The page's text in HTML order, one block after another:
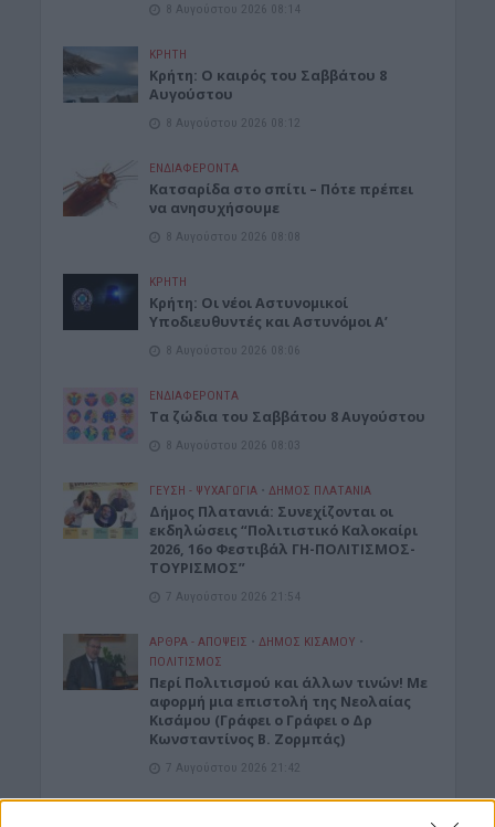
8 Αυγούστου 2026 08:14
ΚΡΗΤΗ
Κρήτη: O καιρός του Σαββάτου 8
Αυγούστου
8 Αυγούστου 2026 08:12
ΕΝΔΙΑΦΕΡΟΝΤΑ
Κατσαρίδα στο σπίτι – Πότε πρέπει
να ανησυχήσουμε
8 Αυγούστου 2026 08:08
ΚΡΗΤΗ
Κρήτη: Οι νέοι Αστυνομικοί
Υποδιευθυντές και Αστυνόμοι Α’
8 Αυγούστου 2026 08:06
ΕΝΔΙΑΦΕΡΟΝΤΑ
Tα ζώδια του Σαββάτου 8 Αυγούστου
8 Αυγούστου 2026 08:03
ΓΕΎΣΗ - ΨΥΧΑΓΩΓΊΑ • ΔΉΜΟΣ ΠΛΑΤΑΝΙΆ
Δήμος Πλατανιά: Συνεχίζονται οι
εκδηλώσεις “Πολιτιστικό Καλοκαίρι
2026, 16ο Φεστιβάλ ΓΗ-ΠΟΛΙΤΙΣΜΟΣ-
ΤΟΥΡΙΣΜΟΣ”
7 Αυγούστου 2026 21:54
ΑΡΘΡΑ - ΑΠΟΨΕΙΣ • ΔΉΜΟΣ ΚΙΣΆΜΟΥ •
ΠΟΛΙΤΙΣΜΟΣ
Περί Πολιτισμού και άλλων τινών! Mε
αφορμή μια επιστολή της Νεολαίας
Κισάμου (Γράφει ο Γράφει ο Δρ
Κωνσταντίνος Β. Ζορμπάς)
7 Αυγούστου 2026 21:42